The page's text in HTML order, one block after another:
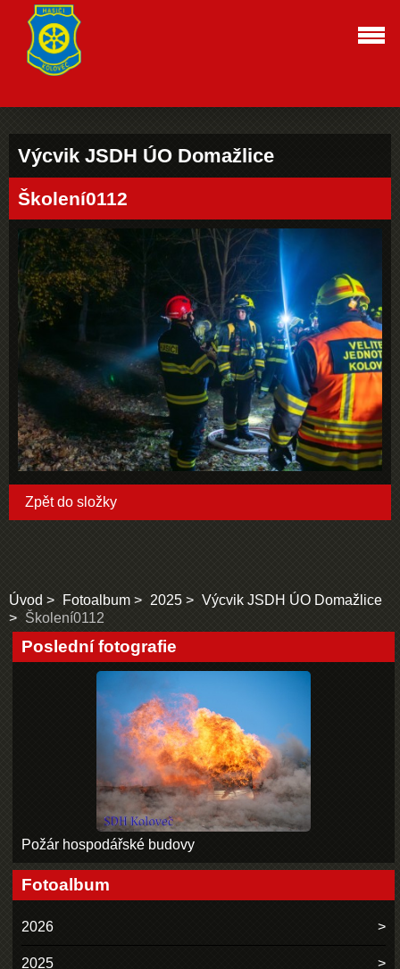
Výcvik JSDH ÚO Domažlice
Školení0112
Zpět do složky
Úvod Fotoalbum 2025
Výcvik JSDH ÚO Domažlice
Školení0112
Poslední fotografie
Požár hospodářské budovy
Fotoalbum
2026
2025